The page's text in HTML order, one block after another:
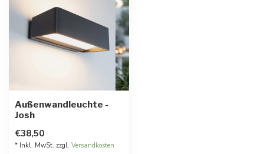
Außenwandleuchte -
Josh
€38,50
* Inkl. MwSt. zzgl. Versandkosten